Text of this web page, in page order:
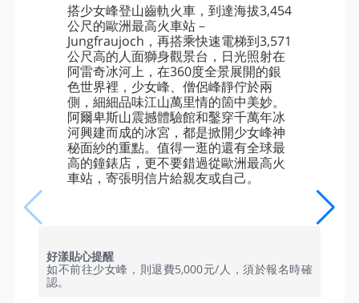
搭少女峰登山齒軌火車，到達海拔3,454
公尺的歐洲最高火車站－
Jungfraujoch，再搭乘快速電梯到3,571
公尺高的人面獅身觀景台，日光照射在
阿雷奇冰河上，在360度全景展開的銀
色世界裡，少女峰、僧侶峰靜佇於兩
側，細細品味江山萬里情的箇中美妙。
阿爾卑斯山震撼體驗館和鑿穿千萬年冰
河興建而成的冰宮，都是掀開少女峰神
秘面紗的重點。值得一逛的還有全球最
高的鐘錶店，更不要錯過從歐洲最高火
車站，寄張明信片給親友或自己。
好漾貼心提醒
如不前往少女峰，則退費5,000元/人，須於報名時確
認。